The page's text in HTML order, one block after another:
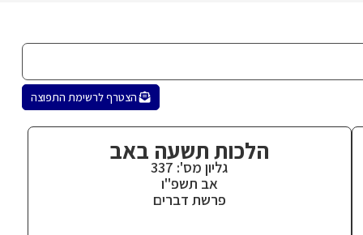
הצטרף לרשימת התפוצה
הלכות תשעה באב
גליון מס': 337
אב תשפ"ו
פרשת דברים